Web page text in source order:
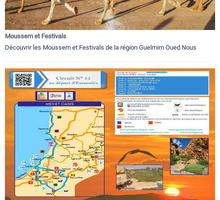
Moussem et Festivals
Découvrir les Moussem et Festivals de la région Guelmim Oued Nous